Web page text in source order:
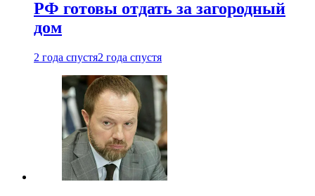
РФ готовы отдать за загородный
дом
2 года спустя2 года спустя